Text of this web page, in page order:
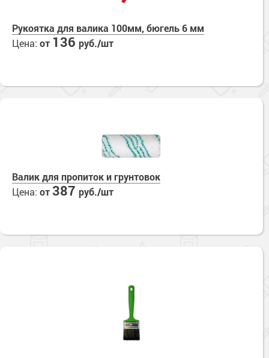
Рукоятка для валика 100мм, бюгель 6 мм
Цена: от 136 руб./шт
Валик для пропиток и грунтовок
Цена: от387 руб./шт